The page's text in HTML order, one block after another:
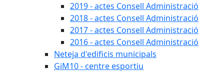
2019 - actes Consell Administració
2018 - actes Consell Administració
2017 - actes Consell Administració
2016 - actes Consell Administració
Neteja d'edificis municipals
GiM10 - centre esportiu